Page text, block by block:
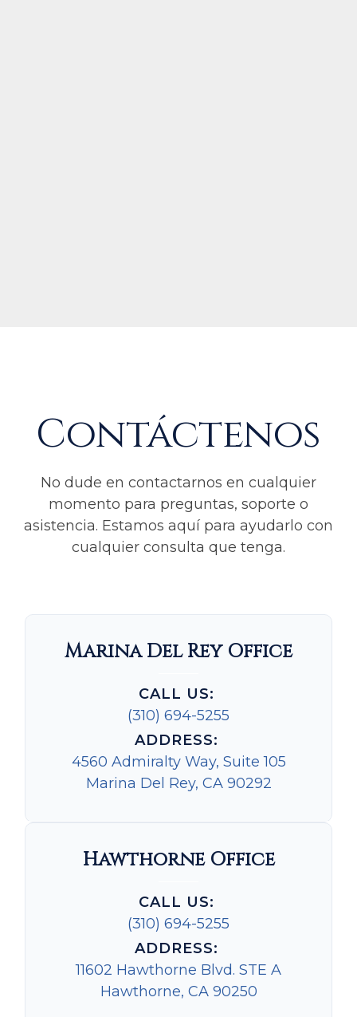
Contáctenos
No dude en contactarnos en cualquier
momento para preguntas, soporte o
asistencia. Estamos aquí para ayudarlo con
cualquier consulta que tenga.
Marina Del Rey Office
CALL US:
(310) 694-5255
ADDRESS:
4560 Admiralty Way, Suite 105
Marina Del Rey, CA 90292
Hawthorne Office
CALL US:
(310) 694-5255
ADDRESS:
11602 Hawthorne Blvd. STE A
Hawthorne, CA 90250